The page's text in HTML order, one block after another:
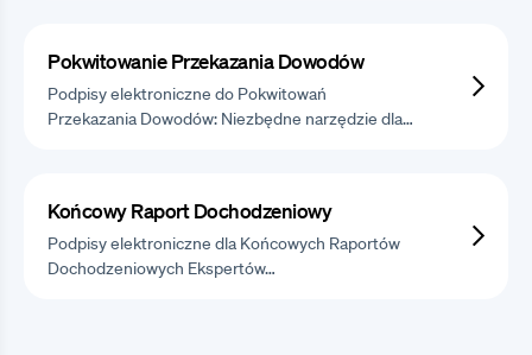
Pokwitowanie Przekazania Dowodów
Podpisy elektroniczne do Pokwitowań
Przekazania Dowodów: Niezbędne narzędzie dla…
Końcowy Raport Dochodzeniowy
Podpisy elektroniczne dla Końcowych Raportów
Dochodzeniowych Ekspertów…